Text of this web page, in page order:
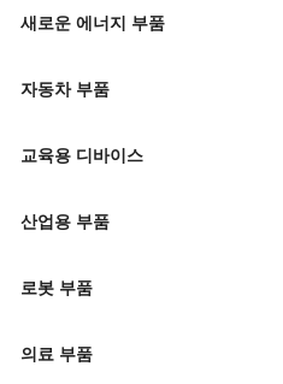
새로운 에너지 부품
자동차 부품
교육용 디바이스
산업용 부품
로봇 부품
의료 부품